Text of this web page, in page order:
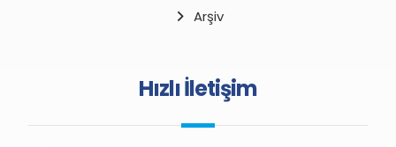
Arşiv
Hızlı İletişim